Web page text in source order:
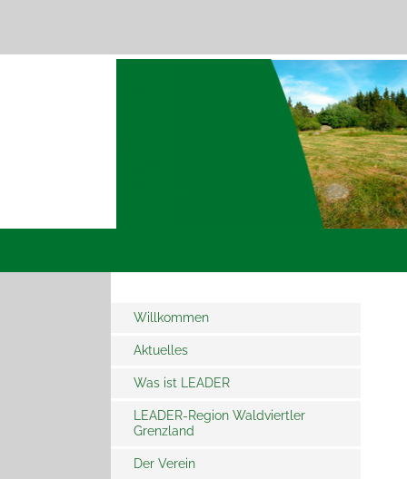
Willkommen
Aktuelles
LEADER - Wie gehts weiter
LEADER Fachveranstaltung in
weiterdenken
Was ist LEADER
LEADER-Region Waldviertler
Grenzland
Der Verein